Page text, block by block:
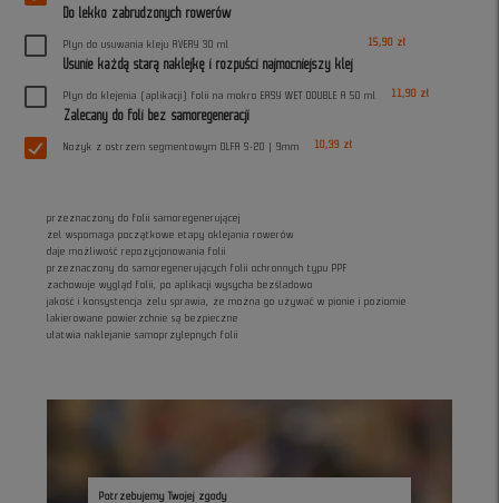
Do lekko zabrudzonych rowerów
Płyn do usuwania kleju AVERY 30 ml
Usunie każdą starą naklejkę i rozpuści najmocniejszy klej
15,90 zł
Płyn do klejenia (aplikacji) folii na mokro EASY WET DOUBLE A 50 ml
Zalecany do foli bez samoregeneracji
11,90 zł
Nożyk z ostrzem segmentowym OLFA S-20 | 9mm 10,39 zł
przeznaczony do folii samoregenerującej
żel wspomaga początkowe etapy oklejania rowerów
daje możliwość repozycjonowania folii
przeznaczony do samoregenerujących folii ochronnych typu PPF
zachowuje wygląd folii, po aplikacji wysycha bezśladowo
jakość i konsystencja żelu sprawia, że można go używać w pionie i poziomie
lakierowane powierzchnie są bezpieczne
ułatwia naklejanie samoprzylepnych folii
Potrzebujemy Twojej zgody